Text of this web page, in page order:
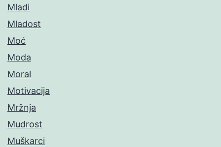
Mladi
Mladost
Moć
Moda
Moral
Motivacija
Mržnja
Mudrost
Muškarci